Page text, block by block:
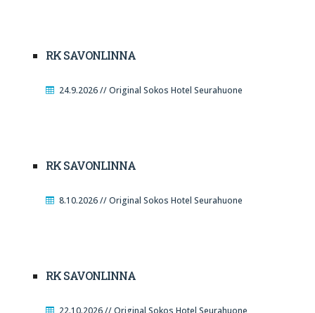
RK SAVONLINNA
24.9.2026 // Original Sokos Hotel Seurahuone
RK SAVONLINNA
8.10.2026 // Original Sokos Hotel Seurahuone
RK SAVONLINNA
22.10.2026 // Original Sokos Hotel Seurahuone